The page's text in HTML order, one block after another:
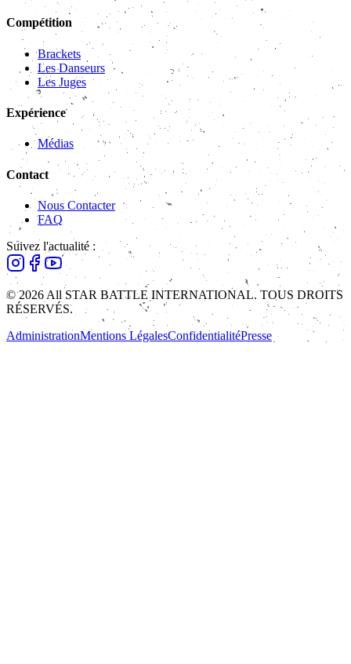
Compétition
Brackets
Les Danseurs
Les Juges
Expérience
Médias
Contact
Nous Contacter
FAQ
Suivez l'actualité :
© 2026 All STAR BATTLE INTERNATIONAL. TOUS DROITS
RÉSERVÉS.
AdministrationMentions LégalesConfidentialitéPresse